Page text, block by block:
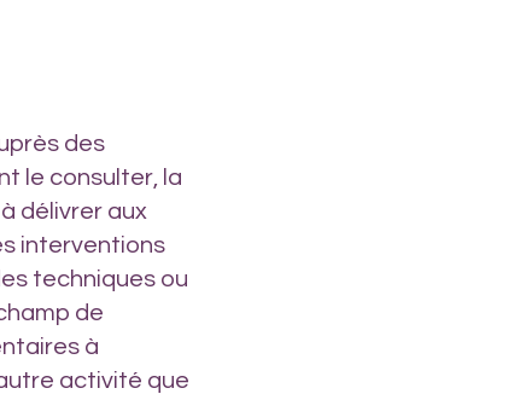
des
le consulter, la
délivrer aux
interventions
techniques ou
de
à
activité que